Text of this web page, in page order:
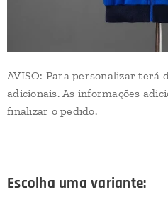
AVISO: Para personalizar terá
adicionais. As informações
finalizar o pedido.
Escolha uma variante: